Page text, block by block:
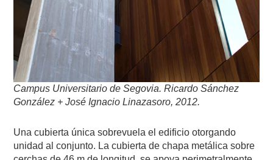
Campus Universitario de Segovia. Ricardo Sánchez
González + José Ignacio Linazasoro, 2012.
Una cubierta única sobrevuela el edificio otorgando
unidad al conjunto. La cubierta de chapa metálica sobre